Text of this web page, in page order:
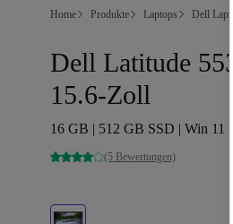
Home Produkte Laptops Dell
Dell Latitude
15.6-Zoll
16 GB | 512 GB SSD | Win 11
(5 Bewertungen)